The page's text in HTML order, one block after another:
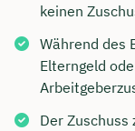
keinen
Während des
Elterngeld
Der Zuschuss